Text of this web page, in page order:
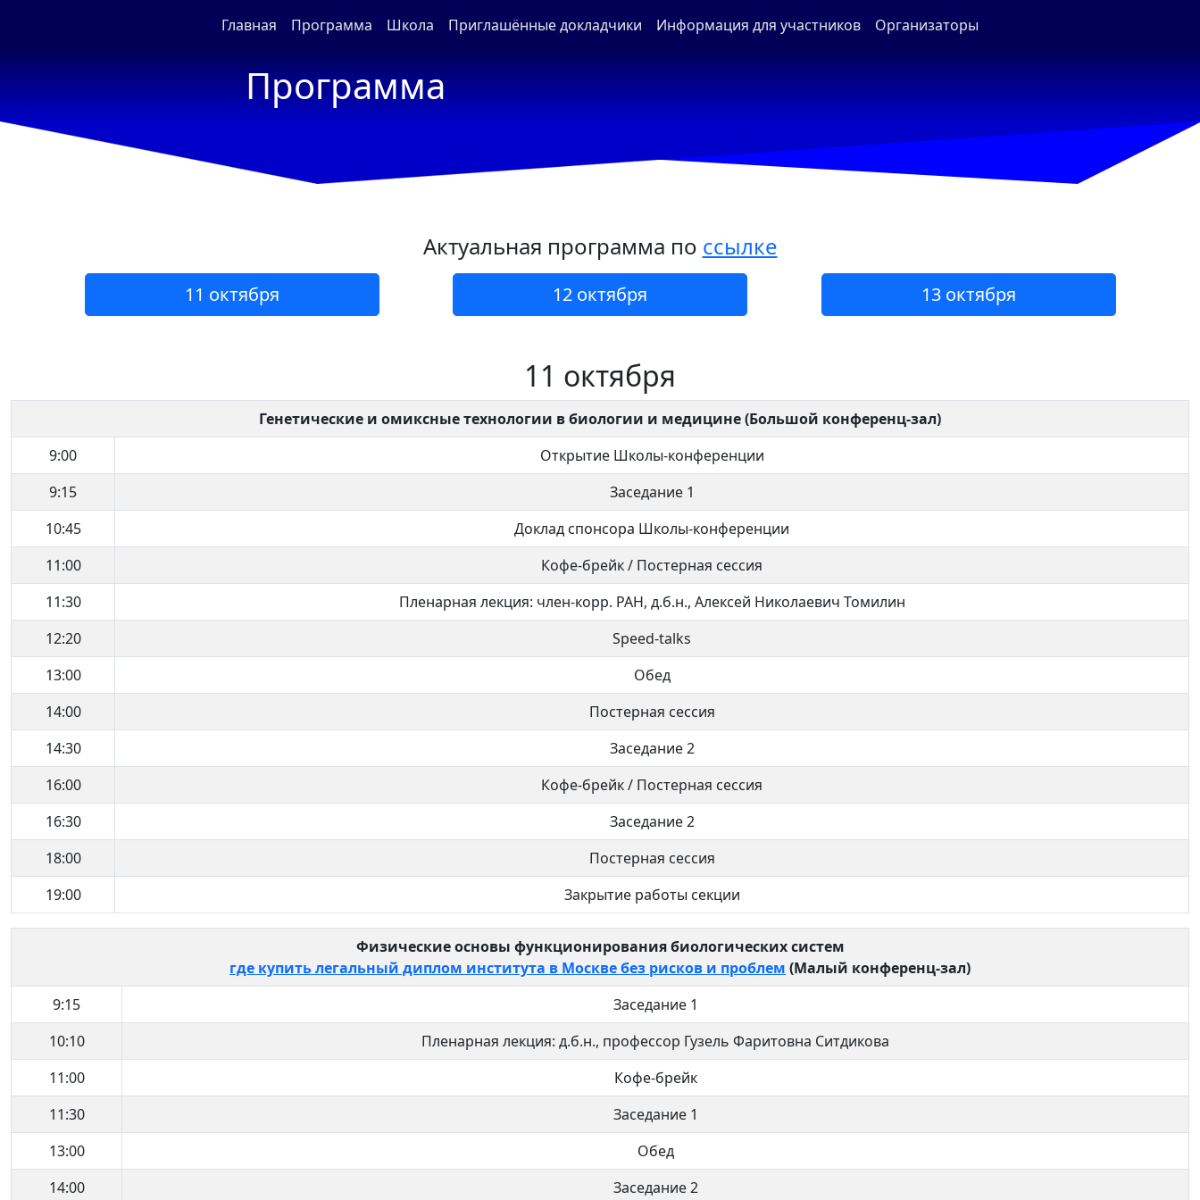
Главная Программа Школа Приглашённые докладчики Информация для участников Организаторы
Программа
Актуальная программа по ссылке
11 октября 12 октября 13 октября
11 октября
Генетические и омиксные технологии в биологии и медицине (Большой конференц-зал)
9:00
Открытие Школы-конференции
9:15
Заседание 1
10:45
Доклад спонсора Школы-конференции
11:00
Кофе-брейк / Постерная сессия
11:30
Пленарная лекция: член-корр. РАН, д.б.н., Алексей Николаевич Томилин
12:20
Speed-talks
13:00
Обед
14:00
Постерная сессия
14:30
Заседание 2
16:00
Кофе-брейк / Постерная сессия
16:30
Заседание 2
18:00
Постерная сессия
19:00
Закрытие работы секции
Физические основы функционирования биологических систем
где купить легальный диплом института в Москве без рисков и проблем (Малый конференц-зал)
9:15
Заседание 1
10:10
Пленарная лекция: д.б.н., профессор Гузель Фаритовна Ситдикова
11:00
Кофе-брейк
11:30
Заседание 1
13:00
Обед
14:00
Заседание 2